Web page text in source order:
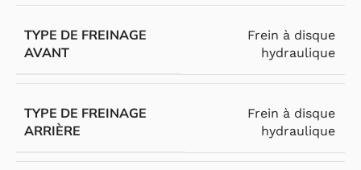
TYPE DE FREINAGE
AVANT
Frein à disque
hydraulique
TYPE DE FREINAGE
ARRIÈRE
Frein à disque
hydraulique